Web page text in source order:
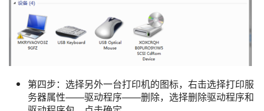
第四步：选择另外一台打印机的图标，右击选择打印服
务器属性——驱动程序——删除，选择删除驱动程序和